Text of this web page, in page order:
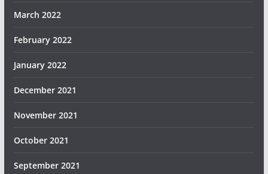
March 2022
February 2022
January 2022
December 2021
November 2021
October 2021
September 2021